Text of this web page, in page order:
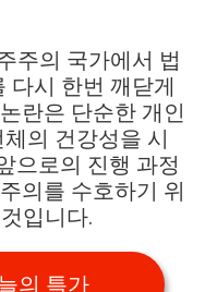
주의 국가에서 법
다시 한번 깨닫게
란은 단순한 개인
의 건강성을 시
으로의 진행 과정
의를 수호하기 위
입니다.
의 특가